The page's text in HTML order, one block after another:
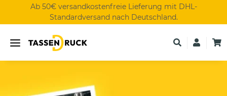
Ab 50€ versandkostenfreie Lieferung mit DHL-
Standardversand nach Deutschland.